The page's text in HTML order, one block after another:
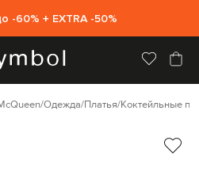
-60% + EXTRA -50%
Одежда Платья Коктейльные